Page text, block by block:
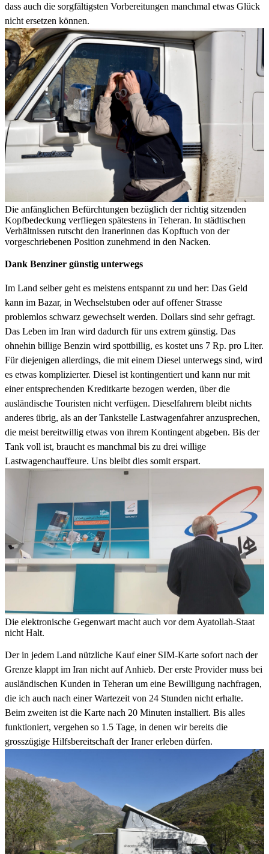
dass auch die sorgfältigsten Vorbereitungen manchmal etwas Glück
nicht ersetzen können.
Die anfänglichen Befürchtungen bezüglich der richtig sitzenden
Kopfbedeckung verfliegen spätestens in Teheran. In städtischen
Verhältnissen rutscht den Iranerinnen das Kopftuch von der
vorgeschriebenen Position zunehmend in den Nacken.
Dank Benziner günstig unterwegs
Im Land selber geht es meistens entspannt zu und her: Das Geld
kann im Bazar, in Wechselstuben oder auf offener Strasse
problemlos schwarz gewechselt werden. Dollars sind sehr gefragt.
Das Leben im Iran wird dadurch für uns extrem günstig. Das
ohnehin billige Benzin wird spottbillig, es kostet uns 7 Rp. pro Liter.
Für diejenigen allerdings, die mit einem Diesel unterwegs sind, wird
es etwas komplizierter. Diesel ist kontingentiert und kann nur mit
einer entsprechenden Kreditkarte bezogen werden, über die
ausländische Touristen nicht verfügen. Dieselfahrern bleibt nichts
anderes übrig, als an der Tankstelle Lastwagenfahrer anzusprechen,
die meist bereitwillig etwas von ihrem Kontingent abgeben. Bis der
Tank voll ist, braucht es manchmal bis zu drei willige
Lastwagenchauffeure. Uns bleibt dies somit erspart.
Die elektronische Gegenwart macht auch vor dem Ayatollah-Staat
nicht Halt.
Der in jedem Land nützliche Kauf einer SIM-Karte sofort nach der
Grenze klappt im Iran nicht auf Anhieb. Der erste Provider muss bei
ausländischen Kunden in Teheran um eine Bewilligung nachfragen,
die ich auch nach einer Wartezeit von 24 Stunden nicht erhalte.
Beim zweiten ist die Karte nach 20 Minuten installiert. Bis alles
funktioniert, vergehen so 1.5 Tage, in denen wir bereits die
grosszügige Hilfsbereitschaft der Iraner erleben dürfen.